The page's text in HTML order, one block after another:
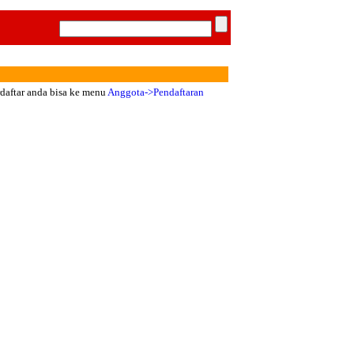
anda bisa ke menuAnggota->Pendaftaran